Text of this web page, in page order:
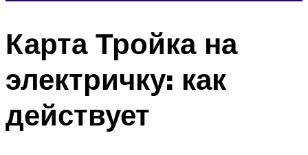
Карта Тройка на
электричку: как
действует